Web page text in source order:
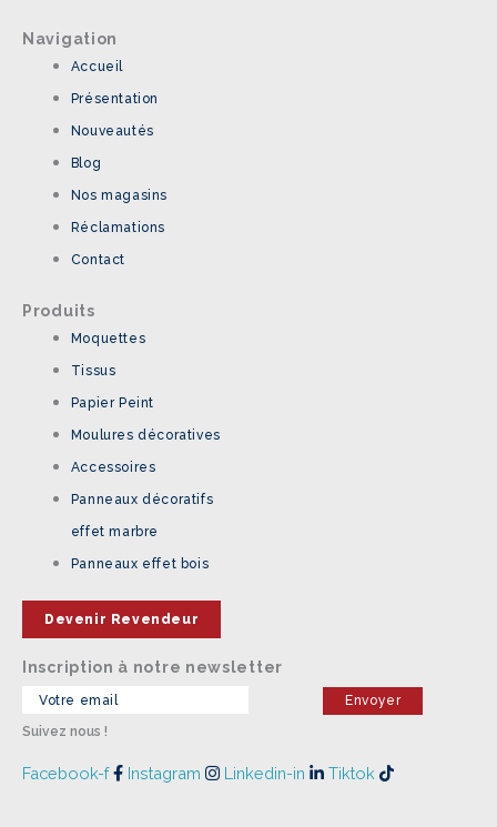
Navigation
Accueil
Présentation
Nouveautés
Blog
Nos magasins
Réclamations
Contact
Produits
Moquettes
Tissus
Papier Peint
Moulures décoratives
Accessoires
Panneaux décoratifs
effet marbre
Panneaux effet bois
Devenir Revendeur
Inscription à notre newsletter
Suivez nous !
Facebook-f Instagram Linkedin-in Tiktok